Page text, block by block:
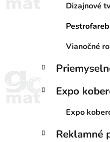
Dizajnové
Vianočné
Expo
Expo
Reklamné